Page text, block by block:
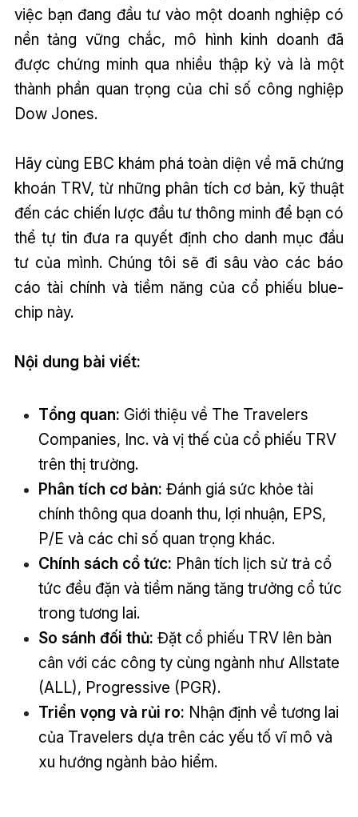
việc bạn đang đầu tư vào một doanh nghiệp có
nền tảng vững chắc, mô hình kinh doanh đã
được chứng minh qua nhiều thập kỷ và là một
thành phần quan trọng của chỉ số công nghiệp
Dow Jones.
Hãy cùng EBC khám phá toàn diện về mã chứng
khoán TRV, từ những phân tích cơ bản, kỹ thuật
đến các chiến lược đầu tư thông minh để bạn có
thể tự tin đưa ra quyết định cho danh mục đầu
tư của mình. Chúng tôi sẽ đi sâu vào các báo
cáo tài chính và tiềm năng của cổ phiếu blue-
chip này.
Nội dung bài viết:
Tổng quan: Giới thiệu về The Travelers
Companies, Inc. và vị thế của cổ phiếu TRV
trên thị trường.
Phân tích cơ bản: Đánh giá sức khỏe tài
chính thông qua doanh thu, lợi nhuận, EPS,
P/E và các chỉ số quan trọng khác.
Chính sách cổ tức: Phân tích lịch sử trả cổ
tức đều đặn và tiềm năng tăng trưởng cổ tức
trong tương lai.
So sánh đối thủ: Đặt cổ phiếu TRV lên bàn
cân với các công ty cùng ngành như Allstate
(ALL), Progressive (PGR).
Triển vọng và rủi ro: Nhận định về tương lai
của Travelers dựa trên các yếu tố vĩ mô và
xu hướng ngành bảo hiểm.